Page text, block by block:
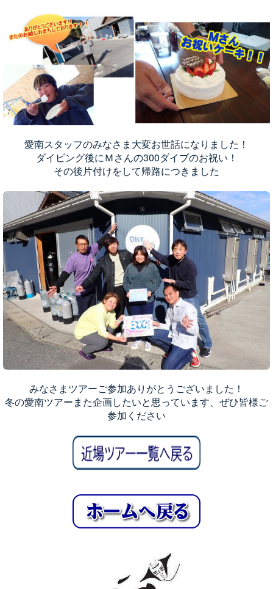
愛南スタッフのみなさま大変お世話になりました！
ダイビング後にＭさんの300ダイブのお祝い！
その後片付けをして帰路につきました
みなさまツアーご参加ありがとうございました！
冬の愛南ツアーまた企画したいと思っています、ぜひ皆様ご
参加ください